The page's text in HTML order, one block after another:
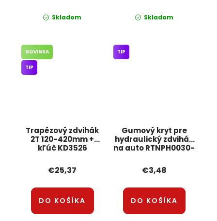
Skladom Skladom
Trapézový zdvihák
2T 120-420mm +
kľúč KD3526
NOVINKA
TIP
€25,37
DO KOŠÍKA
Gumový kryt pre
hydraulický zdvihák
na auto RTNPH0030-
TIP
€3,48
DO KOŠÍKA